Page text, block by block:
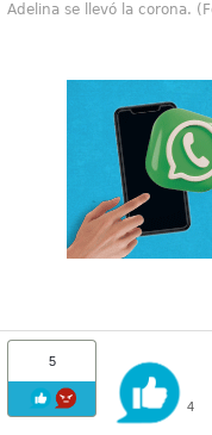
Adelina se llevó la corona.
5
4